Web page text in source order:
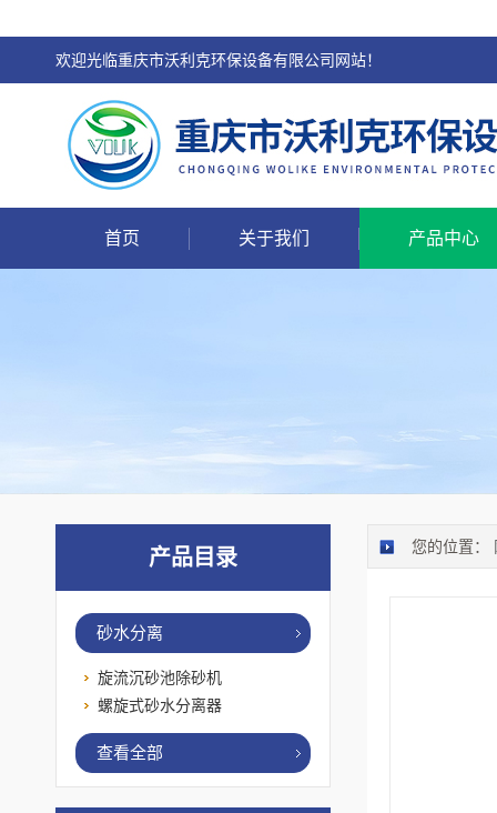
欢迎光临重庆市沃利克环保设备有限公司网站！
首页 关于我们 产品中心
您的位置：
产品目录
砂水分离
旋流沉砂池除砂机
螺旋式砂水分离器
查看全部